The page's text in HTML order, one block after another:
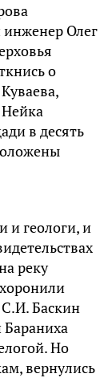
инженер Олег
о
в десять
и геологи, и
реку
С.И. Баскин
Бараниха
Но
вернулись